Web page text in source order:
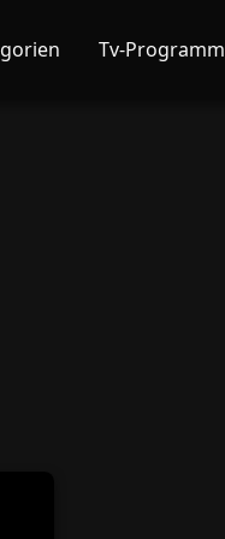
Tv-Programm